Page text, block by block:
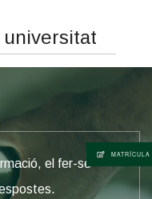
MATRÍCULA
universitat
convoca les
més informació:
231
08007
49 25E-mail:
ofereix un
el fer-se